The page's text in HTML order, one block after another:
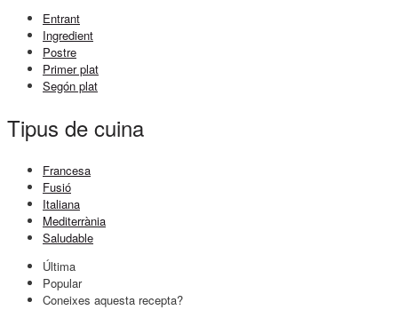
Entrant
Ingredient
Postre
Primer plat
Segón plat
Tipus de cuina
Francesa
Fusió
Italiana
Mediterrània
Saludable
Última
Popular
Coneixes aquesta recepta?